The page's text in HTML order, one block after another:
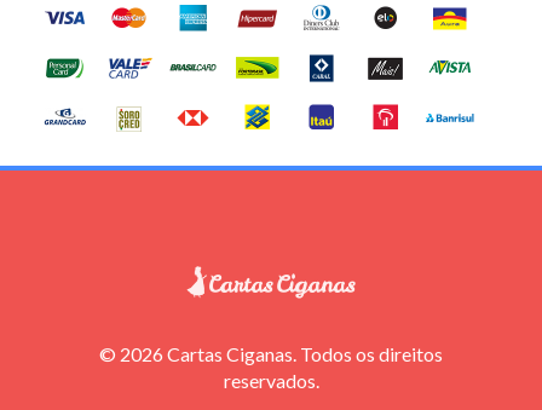
© 2026 Cartas Ciganas. Todos os direitos
reservados.